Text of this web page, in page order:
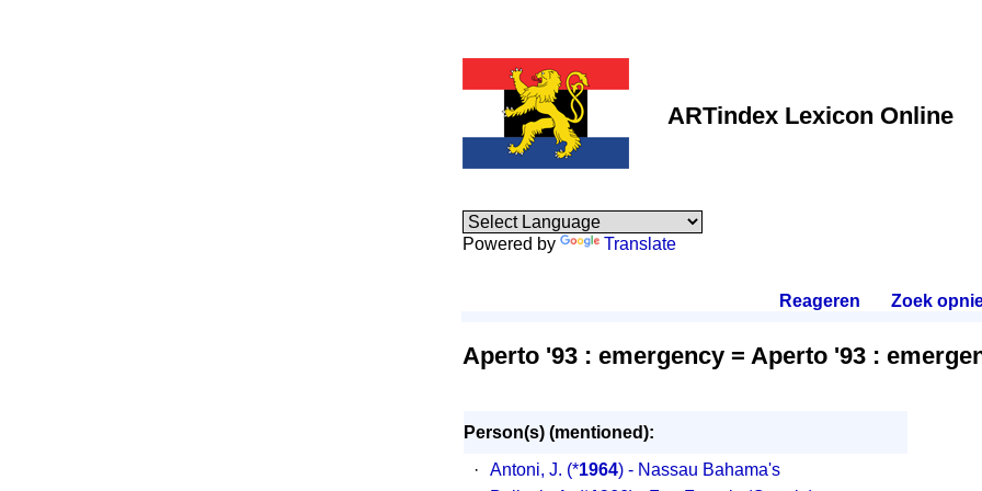
ARTindex Lexicon Online
Powered by Translate
Reageren Zoek
Aperto '93 : emergency = Aperto '93 :
Person(s) (mentioned):
·
Antoni, J. (*1964) - Nassau Bahama's